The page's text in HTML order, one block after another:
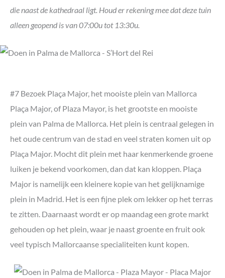
die naast de kathedraal ligt. Houd er rekening mee dat deze tuin
alleen geopend is van 07:00u tot 13:30u.
#7 Bezoek Plaça Major, het mooiste plein van Mallorca
Plaça Major, of Plaza Mayor, is het grootste en mooiste
plein van Palma de Mallorca. Het plein is centraal gelegen in
het oude centrum van de stad en veel straten komen uit op
Plaça Major. Mocht dit plein met haar kenmerkende groene
luiken je bekend voorkomen, dan dat kan kloppen. Plaça
Major is namelijk een kleinere kopie van het gelijknamige
plein in Madrid. Het is een fijne plek om lekker op het terras
te zitten. Daarnaast wordt er op maandag een grote markt
gehouden op het plein, waar je naast groente en fruit ook
veel typisch Mallorcaanse specialiteiten kunt kopen.